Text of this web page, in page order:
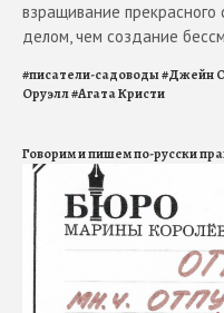
взращивание
делом, чем создание
#писатели-садоводы#Джейн
Оруэлл#Агата Кристи
Говорим и пишем по-русски